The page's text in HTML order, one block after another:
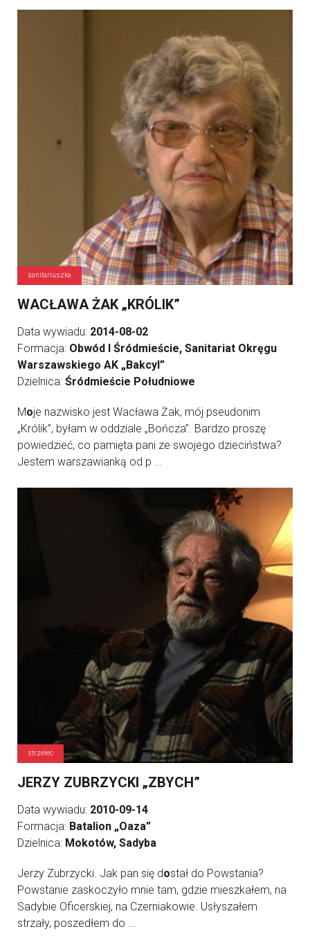
sanitariuszka
WACŁAWA ŻAK „KRÓLIK”
Data wywiadu: 2014-08-02
Formacja: Obwód I Śródmieście, Sanitariat Okręgu
Warszawskiego AK „Bakcyl”
Dzielnica: Śródmieście Południowe
Moje nazwisko jest Wacława Żak, mój pseudonim
„Królik”, byłam w oddziale „Bończa”. Bardzo proszę
powiedzieć, co pamięta pani ze swojego dzieciństwa?
Jestem warszawianką od p ...
strzelec
JERZY ZUBRZYCKI „ZBYCH”
Data wywiadu: 2010-09-14
Formacja: Batalion „Oaza”
Dzielnica: Mokotów, Sadyba
Jerzy Zubrzycki. Jak pan się dostał do Powstania?
Powstanie zaskoczyło mnie tam, gdzie mieszkałem, na
Sadybie Oficerskiej, na Czerniakowie. Usłyszałem
strzały, poszedłem do ...